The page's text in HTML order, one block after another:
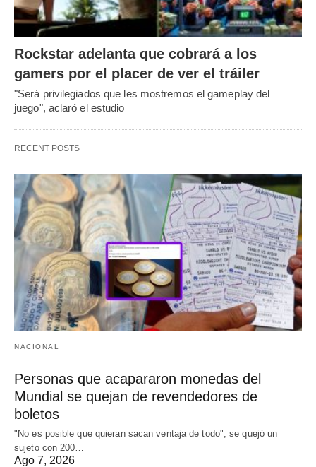
Rockstar adelanta que cobrará a los
gamers por el placer de ver el tráiler
"Será privilegiados que les mostremos el gameplay del
juego", aclaró el estudio
RECENT POSTS
NACIONAL
Personas que acapararon monedas del
Mundial se quejan de revendedores de
boletos
"No es posible que quieran sacan ventaja de todo", se quejó un
sujeto con 200…
Ago 7, 2026